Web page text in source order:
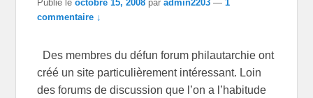
Publié leoctobre 15, 2008 paradmin2203 —1
commentaire ↓
Des membres du défun forum philautarchie ont
créé un site particulièrement intéressant. Loin
des forums de discussion que l’on a l’habitude